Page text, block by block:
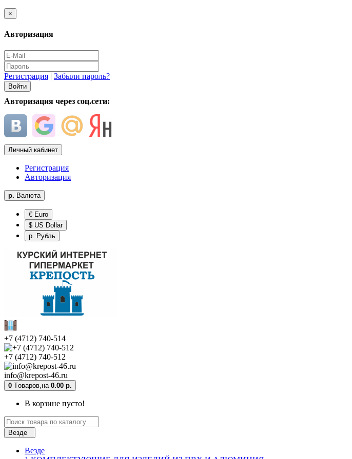
×
Авторизация
Регистрация | Забыли пароль?
Авторизация через соц.сети:
Личный кабинет
Регистрация
Авторизация
р. Валюта
€ Euro
$ US Dollar
р. Рубль
+7 (4712) 740-514
+7 (4712) 740-512
info@krepost-46.ru
0 Tоваров, на 0.00 р.
В корзине пусто!
Везде
Везде